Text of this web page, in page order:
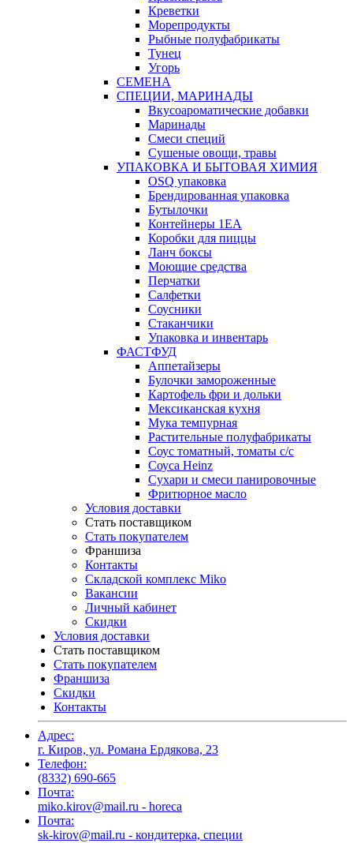
Креветки
Морепродукты
Рыбные полуфабрикаты
Тунец
Угорь
СЕМЕНА
СПЕЦИИ, МАРИНАДЫ
Вкусоароматические добавки
Маринады
Смеси специй
Сушеные овощи, травы
УПАКОВКА И БЫТОВАЯ ХИМИЯ
OSQ упаковка
Брендированная упаковка
Бутылочки
Контейнеры 1ЕА
Коробки для пиццы
Ланч боксы
Моющие средства
Перчатки
Салфетки
Соусники
Стаканчики
Упаковка и инвентарь
ФАСТФУД
Аппетайзеры
Булочки замороженные
Картофель фри и дольки
Мексиканская кухня
Мука темпурная
Растительные полуфабрикаты
Соус томатный, томаты с/с
Соуса Heinz
Сухари и смеси панировочные
Фритюрное масло
Условия доставки
Стать поставщиком
Стать покупателем
Франшиза
Контакты
Складской комплекс Miko
Вакансии
Личный кабинет
Скидки
Условия доставки
Стать поставщиком
Стать покупателем
Франшиза
Скидки
Контакты
Адрес:
г. Киров, ул. Романа Ердякова, 23
Телефон:
(8332) 690-665
Почта:
miko.kirov@mail.ru - horeca
Почта:
sk-kirov@mail.ru - кондитерка, специи